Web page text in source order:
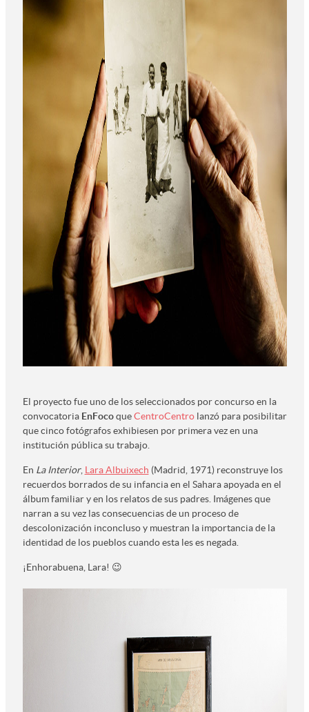
El proyecto fue uno de los seleccionados por concurso en la
convocatoria EnFocoqueCentroCentrolanzó para posibilitar
que cinco fotógrafos exhibiesen por primera vez en una
institución pública su trabajo.
En La Interior, Lara Albuixech (Madrid, 1971) reconstruye los
recuerdos borrados de su infancia en el Sahara apoyada en el
álbum familiar y en los relatos de sus padres. Imágenes que
narran a su vez las consecuencias de un proceso de
descolonización inconcluso y muestran la importancia de la
identidad de los pueblos cuando esta les es negada.
¡Enhorabuena, Lara! 😉